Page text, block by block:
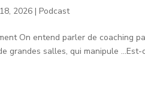
2026 |Podcast
On entend parler de coaching
grandes salles, qui manipule